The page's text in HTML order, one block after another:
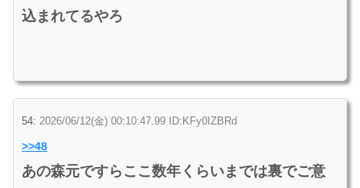
込まれてるやろ
54: 2026/06/12(金) 00:10:47.99 ID:KFy0IZBRd
>>48
あの森元ですらここ数年くらいまでは裏でご意